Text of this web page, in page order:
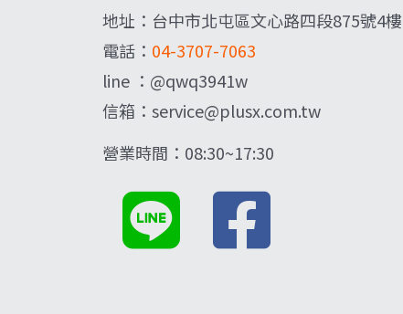
地址：台中市北屯區文心路四段875號4樓
電話： 04-3707-7063
line ：@qwq3941w
信箱：service@plusx.com.tw
營業時間：08:30~17:30